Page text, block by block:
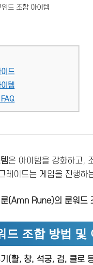
드 조합 아이템
드
템
은 아이템을 강화하고,
레이드는 게임을 진행하
(Amn Rune)의 룬워드
드 조합 방법 및
(활, 창, 석궁, 검, 클로